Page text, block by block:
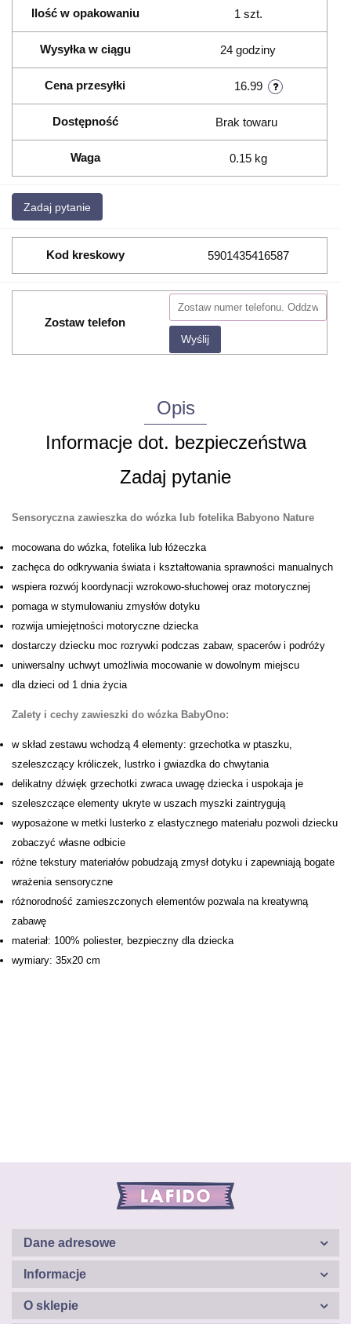
Ilość w opakowaniu 1 szt.
Wysyłka w ciągu 24 godziny
Cena przesyłki 16.99
Dostępność Brak towaru
Waga 0.15 kg
Zadaj pytanie
Kod kreskowy 5901435416587
Zostaw telefon
Wyślij
Opis
Informacje dot. bezpieczeństwa
Zadaj pytanie
Sensoryczna zawieszka do wózka lub fotelika Babyono Nature
mocowana do wózka, fotelika lub łóżeczka
zachęca do odkrywania świata i kształtowania sprawności manualnych
wspiera rozwój koordynacji wzrokowo-słuchowej oraz motorycznej
pomaga w stymulowaniu zmysłów dotyku
rozwija umiejętności motoryczne dziecka
dostarczy dziecku moc rozrywki podczas zabaw, spacerów i podróży
uniwersalny uchwyt umożliwia mocowanie w dowolnym miejscu
dla dzieci od 1 dnia życia
Zalety i cechy zawieszki do wózka BabyOno:
w skład zestawu wchodzą 4 elementy: grzechotka w ptaszku,
szeleszczący króliczek, lustrko i gwiazdka do chwytania
delikatny dźwięk grzechotki zwraca uwagę dziecka i uspokaja je
szeleszczące elementy ukryte w uszach myszki zaintrygują
wyposażone w metki lusterko z elastycznego materiału pozwoli dziecku
zobaczyć własne odbicie
różne tekstury materiałów pobudzają zmysł dotyku i zapewniają bogate
wrażenia sensoryczne
różnorodność zamieszczonych elementów pozwala na kreatywną
zabawę
materiał: 100% poliester, bezpieczny dla dziecka
wymiary: 35x20 cm
Dane adresowe
Informacje
O sklepie